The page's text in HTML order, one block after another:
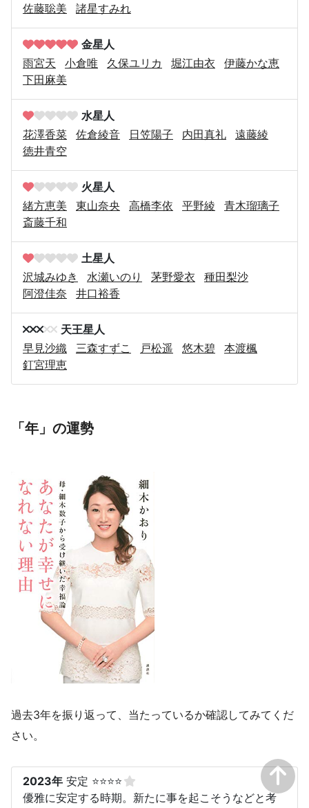
佐藤聡美
諸星すみれ
金星人
雨宮天
小倉唯 久保ユリカ 堀江由衣
伊藤かな恵
下田麻美
水星人
花澤香菜
佐倉綾音 日笠陽子 内田真礼
遠藤綾
徳井青空
火星人
緒方恵美
東山奈央 高橋李依 平野綾
青木瑠璃子
斎藤千和
土星人
沢城みゆき
水瀬いのり 茅野愛衣
種田梨沙
阿澄佳奈
井口裕香
天王星人
早見沙織
三森すずこ 戸松遥 悠木碧
本渡楓
釘宮理恵
「年」の運勢
過去3年を振り返って、当たっているか確認してみてくだ
さい。
2023年 安定 ⭐⭐⭐⭐
優雅に安定する時期。新たに事を起こそうなどと考